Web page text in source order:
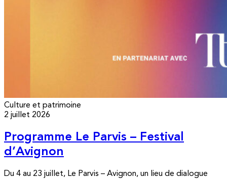
Culture et patrimoine
2 juillet 2026
Programme Le Parvis – Festival
d’Avignon
Du 4 au 23 juillet, Le Parvis – Avignon, un lieu de dialogue